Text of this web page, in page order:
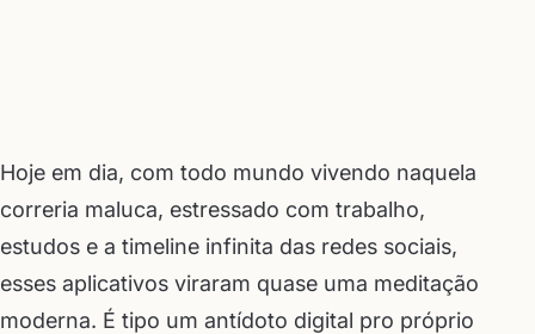
Hoje em dia, com todo mundo vivendo naquela
correria maluca, estressado com trabalho,
estudos e a timeline infinita das redes sociais,
esses aplicativos viraram quase uma meditação
moderna. É tipo um antídoto digital pro próprio